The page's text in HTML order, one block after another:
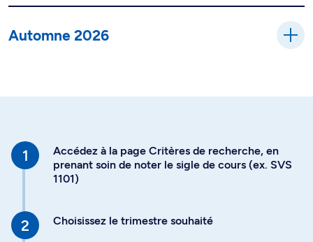
Automne 2026
Accédez à la page Critères de recherche, en
prenant soin de noter le sigle de cours (ex. SVS
1101)
Choisissez le trimestre souhaité